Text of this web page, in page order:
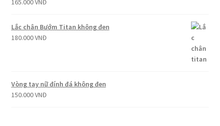
165.000VNĐ
Lắc chân Bướm Titan không đen
180.000VNĐ
Vòng tay nữ đính đá không đen
150.000VNĐ